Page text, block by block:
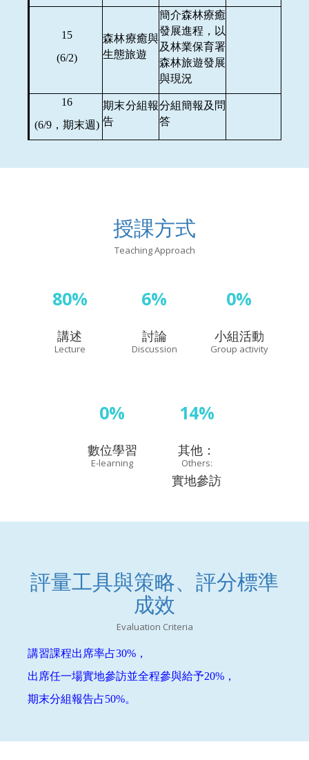
15
(6/2)
森林療癒與
生態旅遊
簡介森林療癒
發展進程，以
及林業保育署
森林旅遊發展
與現況
16
(6/9 ，期末週)
期末分組報
告
分組簡報及問
答
授課方式
Teaching Approach
80%
講述
Lecture
6%
討論
Discussion
0%
小組活動
Group activity
0%
數位學習
E-learning
14%
其他：
Others:
實地參訪
評量工具與策略、評分標準
成效
Evaluation Criteria
講習課程出席率占30%，
出席任一場實地參訪並全程參與給予20%，
期末分組報告占50%。